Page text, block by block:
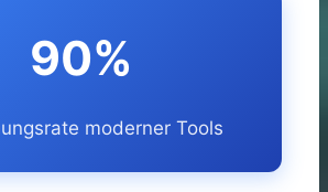
90%
moderner Tools